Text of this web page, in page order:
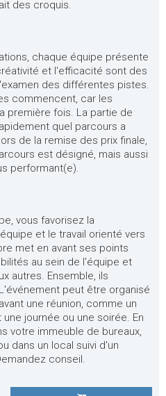
des croquis.
chaque équipe présente
et l'efficacité sont des
des différentes pistes.
commencent, car les
première fois. La partie de
quel parcours a
de la remise des prix finale,
est désigné, mais aussi
performant(e).
vous favorisez la
et le travail orienté vers
met en avant ses points
au sein de l'équipe et
autres. Ensemble, ils
peut être organisé
une réunion, comme un
journée ou une soirée. En
votre immeuble de bureaux,
dans un local suivi d'un
conseil.